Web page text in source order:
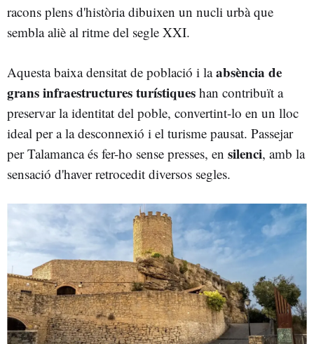
racons plens d'història dibuixen un nucli urbà que
sembla aliè al ritme del segle XXI.
Aquesta baixa densitat de població i laabsència de
grans infraestructures turístiques han contribuït a
preservar la identitat del poble, convertint-lo en un lloc
ideal per a la desconnexió i el turisme pausat. Passejar
per Talamanca és fer-ho sense presses, en silenci, amb la
sensació d'haver retrocedit diversos segles.